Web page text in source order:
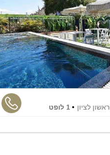
ראשון לציון 1 לופט